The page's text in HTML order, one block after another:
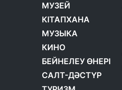
МУЗЕЙ
КІТАПХАНА
МУЗЫКА
КИНО
БЕЙНЕЛЕУ ӨНЕРІ
САЛТ-ДӘСТҮР